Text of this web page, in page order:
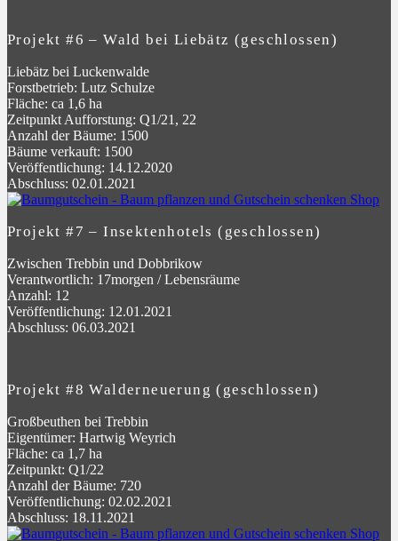
Projekt #6 – Wald bei Liebätz (geschlossen)
Liebätz bei Luckenwalde
Forstbetrieb: Lutz Schulze
Fläche: ca 1,6 ha
Zeitpunkt Aufforstung: Q1/21, 22
Anzahl der Bäume: 1500
Bäume verkauft: 1500
Veröffentlichung: 14.12.2020
Abschluss: 02.01.2021
Projekt #7 – Insektenhotels (geschlossen)
Zwischen Trebbin und Dobbrikow
Verantwortlich: 17morgen / Lebensräume
Anzahl: 12
Veröffentlichung: 12.01.2021
Abschluss: 06.03.2021
Projekt #8 Walderneuerung (geschlossen)
Großbeuthen bei Trebbin
Eigentümer: Hartwig Weyrich
Fläche: ca 1,7 ha
Zeitpunkt: Q1/22
Anzahl der Bäume: 720
Veröffentlichung: 02.02.2021
Abschluss: 18.11.2021